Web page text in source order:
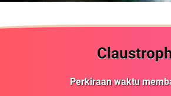
Perkiraan waktu